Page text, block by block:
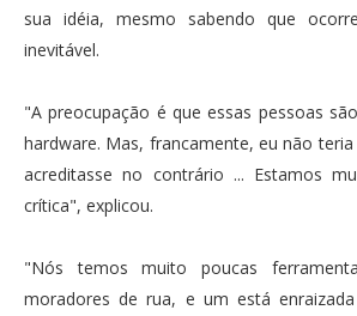
sua idéia, mesmo sabendo que
inevitável.
"A preocupação é que essas pessoas
hardware. Mas, francamente, eu não
acreditasse no contrário ... Estamos
crítica", explicou.
"Nós temos muito poucas
moradores de rua, e um está